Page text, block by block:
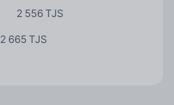
2 556 TJS
2 665 TJS